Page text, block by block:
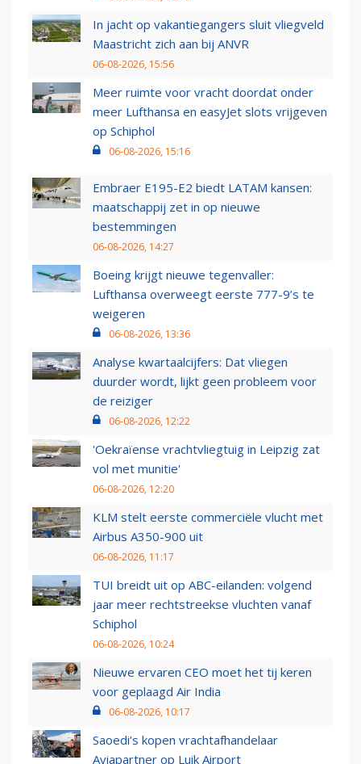
In jacht op vakantiegangers sluit vliegveld
Maastricht zich aan bij ANVR
06-08-2026, 15:56
Meer ruimte voor vracht doordat onder
meer Lufthansa en easyJet slots vrijgeven
op Schiphol
06-08-2026, 15:16
Embraer E195-E2 biedt LATAM kansen:
maatschappij zet in op nieuwe
bestemmingen
06-08-2026, 14:27
Boeing krijgt nieuwe tegenvaller:
Lufthansa overweegt eerste 777-9’s te
weigeren
06-08-2026, 13:36
Analyse kwartaalcijfers: Dat vliegen
duurder wordt, lijkt geen probleem voor
de reiziger
06-08-2026, 12:22
'Oekraïense vrachtvliegtuig in Leipzig zat
vol met munitie'
06-08-2026, 12:20
KLM stelt eerste commerciële vlucht met
Airbus A350-900 uit
06-08-2026, 11:17
TUI breidt uit op ABC-eilanden: volgend
jaar meer rechtstreekse vluchten vanaf
Schiphol
06-08-2026, 10:24
Nieuwe ervaren CEO moet het tij keren
voor geplaagd Air India
06-08-2026, 10:17
Saoedi’s kopen vrachtafhandelaar
Aviapartner op Luik Airport